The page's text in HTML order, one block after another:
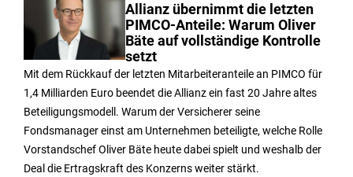
Allianz übernimmt die letzten
PIMCO-Anteile: Warum Oliver
Bäte auf vollständige Kontrolle
setzt
Mit dem Rückkauf der letzten Mitarbeiteranteile an PIMCO für
1,4 Milliarden Euro beendet die Allianz ein fast 20 Jahre altes
Beteiligungsmodell. Warum der Versicherer seine
Fondsmanager einst am Unternehmen beteiligte, welche Rolle
Vorstandschef Oliver Bäte heute dabei spielt und weshalb der
Deal die Ertragskraft des Konzerns weiter stärkt.